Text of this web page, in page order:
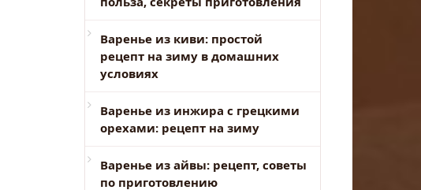
Варенье из киви: простой
рецепт на зиму в домашних
условиях
Варенье из инжира с грецкими
орехами: рецепт на зиму
Варенье из айвы: рецепт, советы
по приготовлению